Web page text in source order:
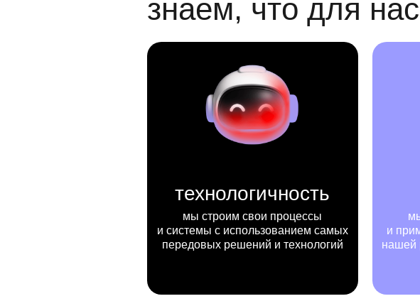
знаем, что для
технологичность
мы строим свои процессы
и системы с использованием самых
передовых решений и технологий
и
нашей